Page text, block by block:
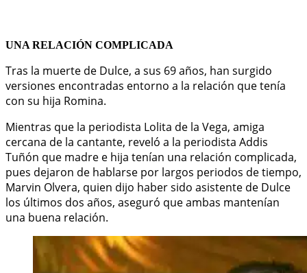
UNA RELACIÓN COMPLICADA
Tras la muerte de Dulce, a sus 69 años, han surgido
versiones encontradas entorno a la relación que tenía
con su hija Romina.
Mientras que la periodista Lolita de la Vega, amiga
cercana de la cantante, reveló a la periodista Addis
Tuñón que madre e hija tenían una relación complicada,
pues dejaron de hablarse por largos periodos de tiempo,
Marvin Olvera, quien dijo haber sido asistente de Dulce
los últimos dos años, aseguró que ambas mantenían
una buena relación.